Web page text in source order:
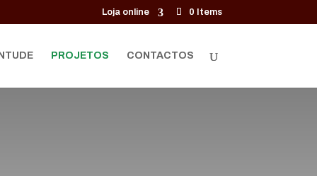
Loja online 0 Items
PROJETOS CONTACTOS